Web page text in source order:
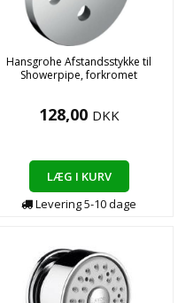
Hansgrohe Afstandsstykke til
Showerpipe, forkromet
128,00 DKK
LÆG I KURV
Levering5-10dage